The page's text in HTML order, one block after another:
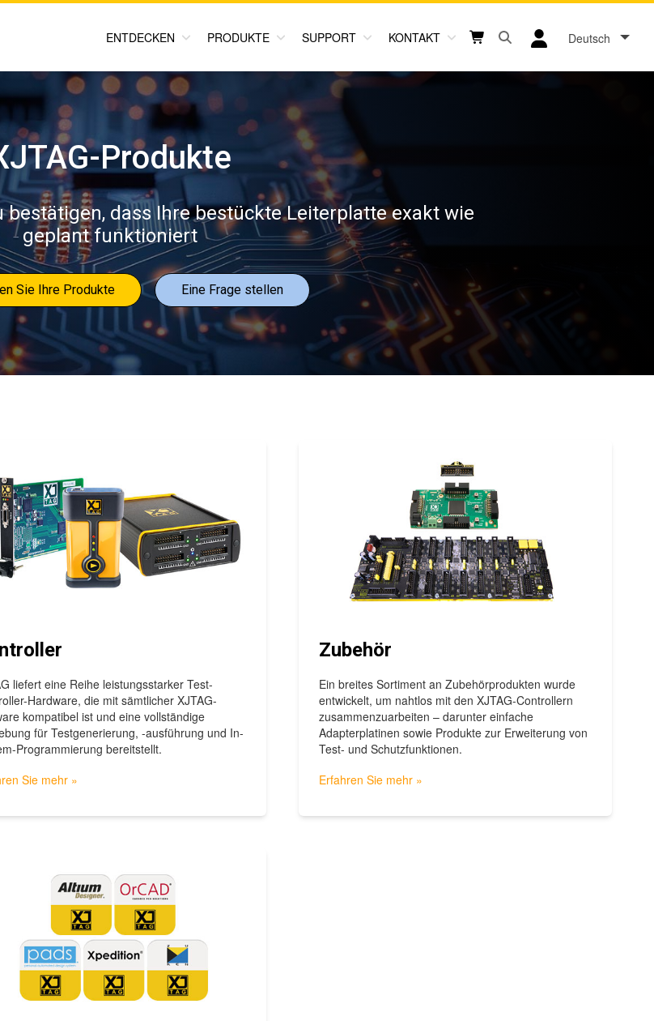
ENTDECKEN PRODUKTE SUPPORT KONTAKT
Shopping cart button
Open search box button
User log in icon
Deutsch
Produkte
bestätigen, dass Ihre bestückte Leiterplatte exakt wie
geplant funktioniert
Sie Ihre Produkte Eine Frage stellen
liefert eine Reihe leistungsstarker Test-
Hardware, die mit sämtlicher XJTAG-
kompatibel ist und eine vollständige
für Testgenerierung, -ausführung und In-
Programmierung bereitstellt.
Sie mehr »
Zubehör
Ein breites Sortiment an Zubehörprodukten wurde
entwickelt, um nahtlos mit den XJTAG-Controllern
zusammenzuarbeiten – darunter einfache
Adapterplatinen sowie Produkte zur Erweiterung von
Test- und Schutzfunktionen.
Erfahren Sie mehr »